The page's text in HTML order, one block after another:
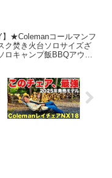
】★Colemanコールマンフ
ク焚き火台ソロサイズざ
キャンプ飯BBQアウト